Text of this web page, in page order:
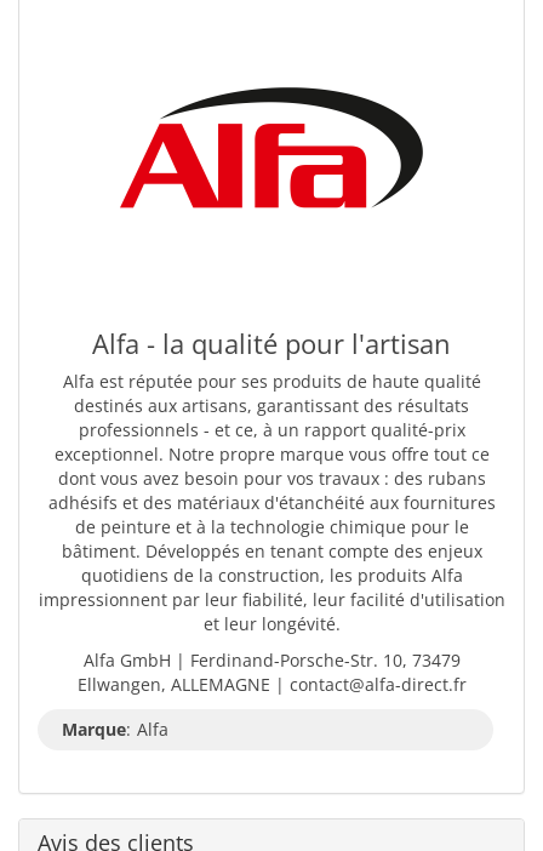
Alfa - la qualité pour l'artisan
Alfa est réputée pour ses produits de haute qualité
destinés aux artisans, garantissant des résultats
professionnels - et ce, à un rapport qualité-prix
exceptionnel. Notre propre marque vous offre tout ce
dont vous avez besoin pour vos travaux : des rubans
adhésifs et des matériaux d'étanchéité aux fournitures
de peinture et à la technologie chimique pour le
bâtiment. Développés en tenant compte des enjeux
quotidiens de la construction, les produits Alfa
impressionnent par leur fiabilité, leur facilité d'utilisation
et leur longévité.
Alfa GmbH | Ferdinand-Porsche-Str. 10, 73479
Ellwangen, ALLEMAGNE | contact@alfa-direct.fr
Marque: Alfa
Avis des clients